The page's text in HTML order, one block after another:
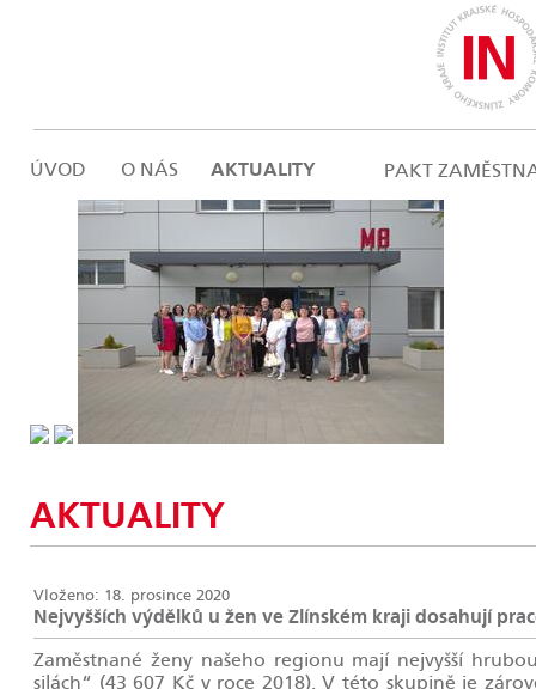
ÚVOD O NÁS AKTUALITY PAKT
AKTUALITY
Vloženo: 18. prosince 2020
Nejvyšších výdělků u žen ve Zlínském kraji dosahují
Zaměstnané ženy našeho regionu mají nejvyšší
silách“ (43 607 Kč v roce 2018). V této skupině je